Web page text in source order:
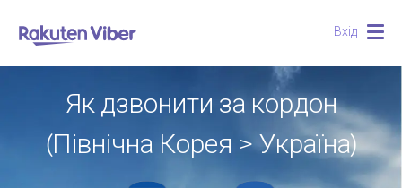
Вхід
Як дзвонити за кордон
(Північна Корея > Україна)